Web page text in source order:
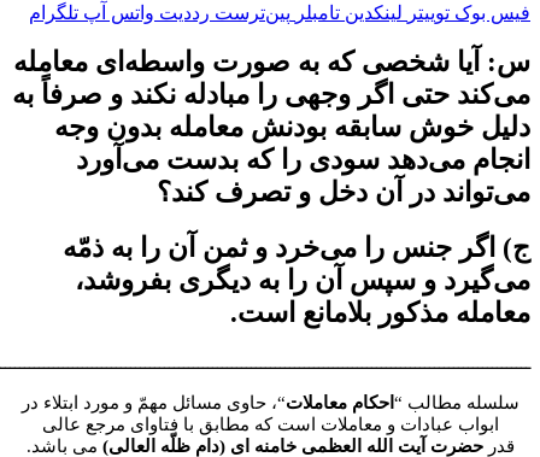
توییتر لینکدین ‫تامبلر ‫پین‌ترست ‫رددیت واتس آپ تلگرام
شخصى که به صورت واسطه‌اى معامله
حتى اگر وجهى را مبادله نکند و صرفاً به
سابقه بودنش معامله بدون وجه
مى‌دهد سودى را که بدست مى‌آورد
در آن دخل و تصرف کند؟
جنس را مى‌خرد و ثمن آن را به ذمّه
و سپس آن را به ديگرى بفروشد،
مذکور بلامانع است.
مطالب “ احکام معاملات“، حاوی مسائل مهمّ و مورد ابتلاء در
عبادات و معاملات است که مطابق با فتاوای مرجع عالی
آیت الله العظمی خامنه ای (دام ظلّه العالی)می باشد.